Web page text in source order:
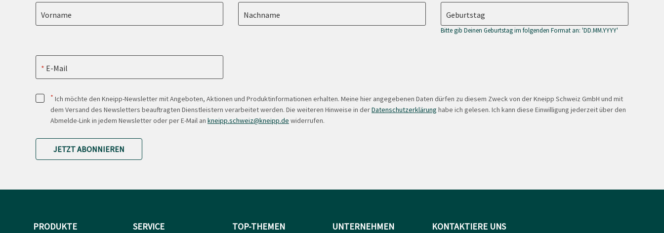
Vorname Nachname Geburtstag
Bitte gib Deinen Geburtstag im folgenden Format an: 'DD.MM.YYYY'
E-Mail
* Ich möchte den Kneipp-Newsletter mit Angeboten, Aktionen und Produktinformationen erhalten. Meine hier angegebenen Daten dürfen zu diesem Zweck von der Kneipp Schweiz GmbH und mit
dem Versand des Newsletters beauftragten Dienstleistern verarbeitet werden. Die weiteren Hinweise in derDatenschutzerklärung habe ich gelesen. Ich kann diese Einwilligung jederzeit über den
Abmelde-Link in jedem Newsletter oder per E-Mail an kneipp.schweiz@kneipp.de widerrufen.
JETZT ABONNIEREN
PRODUKTE
SERVICE
TOP-THEMEN
UNTERNEHMEN
KONTAKTIERE UNS